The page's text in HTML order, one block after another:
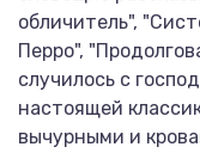
обличитель",
Перро",
случилось с
настоящей
вычурными и